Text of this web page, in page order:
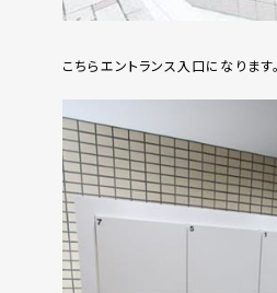
こちらエントランス入口になります